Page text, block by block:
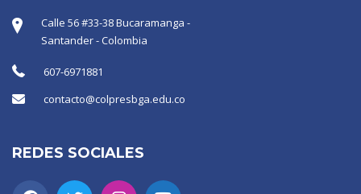
Calle 56 #33-38 Bucaramanga -
Santander - Colombia
607-6971881
contacto@colpresbga.edu.co
REDES SOCIALES